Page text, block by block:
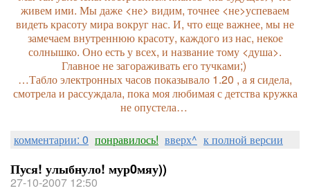
живем ими. Мы даже <не> видим, точнее <не>успеваем
видеть красоту мира вокруг нас. И, что еще важнее, мы не
замечаем внутреннюю красоту, каждого из нас, некое
солнышко. Оно есть у всех, и название тому <душа>.
Главное не загораживать его тучками;)
…Табло электронных часов показывало 1.20 , а я сидела,
смотрела и рассуждала, пока моя любимая с детства кружка
не опустела…
комментарии: 0 понравилось! вверх^ к полной версии
Пуся! улыбнуло! мур0мяу))
27-10-2007 12:50